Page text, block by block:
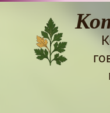
Перейти